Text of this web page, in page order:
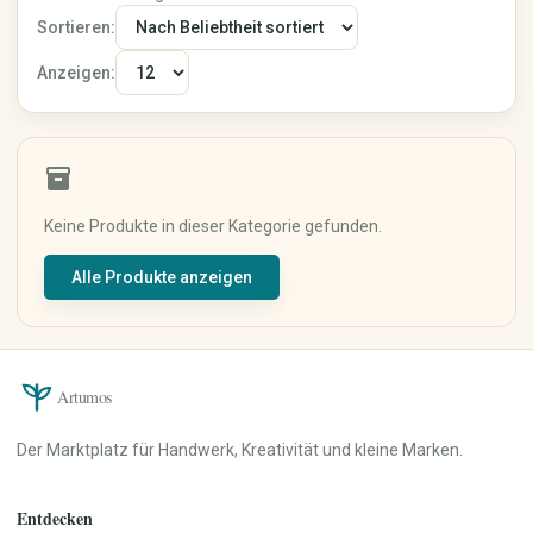
Mixed Media
Digitale Kunst
Kunstdrucke
Originalkunst
Street Art
Kalligrafie
Keramik & Töpfern
Wohnzimmer
Küche & Esszimmer
Badezimmer
Büro
Lampen & Licht
Möbel
Werkzeuge & Heimwerken
Grußkarten
Einladungen
Sortieren:
Anzeigen:
inventory_2
Keine Produkte in dieser Kategorie gefunden.
Alle Produkte anzeigen
Artumos
Der Marktplatz für Handwerk, Kreativität und kleine Marken.
Entdecken